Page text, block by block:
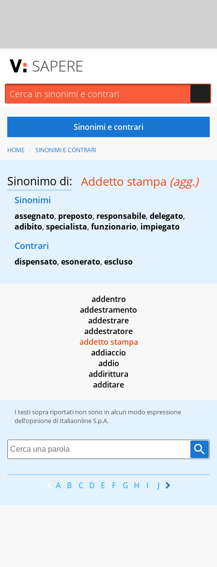
SAPERE
HOME SINONIMI E CONTRARI
Sinonimo di: Addetto stampa (agg.)
Sinonimi
assegnato, preposto, responsabile, delegato,
adibito, specialista, funzionario, impiegato
Contrari
dispensato, esonerato, escluso
addentro
addestramento
addestrare
addestratore
addetto stampa
addiaccio
addio
addirittura
additare
I testi sopra riportati non sono in alcun modo espressione
dell’opinione di Italiaonline S.p.A.
A B C D E F G H I J K